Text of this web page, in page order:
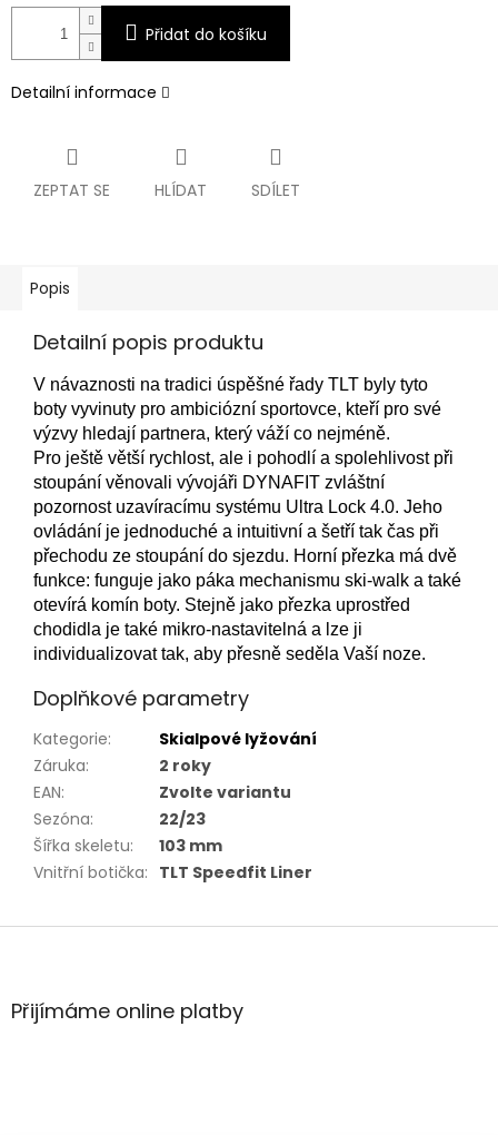
Přidat do košíku
Detailní informace
ZEPTAT SE HLÍDAT SDÍLET
Popis
Detailní popis produktu
V návaznosti na tradici úspěšné řady TLT byly tyto
boty vyvinuty pro ambiciózní sportovce, kteří pro své
výzvy hledají partnera, který váží co nejméně.
Pro ještě větší rychlost, ale i pohodlí a spolehlivost při
stoupání věnovali vývojáři DYNAFIT zvláštní
pozornost uzavíracímu systému Ultra Lock 4.0. Jeho
ovládání je jednoduché a intuitivní a šetří tak čas při
přechodu ze stoupání do sjezdu. Horní přezka má dvě
funkce: funguje jako páka mechanismu ski-walk a také
otevírá komín boty. Stejně jako přezka uprostřed
chodidla je také mikro-nastavitelná a lze ji
individualizovat tak, aby přesně seděla Vaší noze.
Doplňkové parametry
Kategorie:
Skialpové lyžování
Záruka:
2 roky
EAN:
Zvolte variantu
Sezóna:
22/23
Šířka skeletu:
103 mm
Vnitřní botička: TLT Speedfit Liner
Z
aPřijímáme online platby